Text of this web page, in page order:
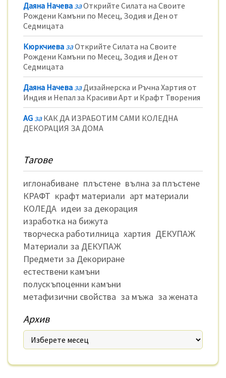
Даяна Начева заОткрийте Силата на Своите
Рождени Камъни по Месец, Зодия и Ден от
Седмицата
Кюркчиева заОткрийте Силата на Своите
Рождени Камъни по Месец, Зодия и Ден от
Седмицата
Даяна Начева заДизайнерска и Ръчна Хартия от
Индия и Непал за Красиви Арт и Крафт Творения
AG за КАК ДА ИЗРАБОТИМ САМИ КОЛЕДНА
ДЕКОРАЦИЯ ЗА ДОМА
Тагове
иглонабиване плъстене вълна за плъстене
КРАФТ крафт материали арт материали
КОЛЕДА идеи за декорация
изработка на бижута
творческа работилница хартия ДЕКУПАЖ
Материали за ДЕКУПАЖ
Предмети за Декориране
естествени камъни
полускъпоценни камъни
метафизични свойства за мъжа за жената
Архив